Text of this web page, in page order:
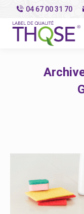
04 67 00 31 70